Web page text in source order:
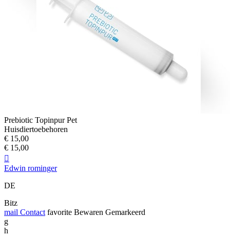
Prebiotic Topinpur Pet
Huisdiertoebehoren
€ 15,00
€ 15,00

Edwin rominger
DE
Bitz
mail Contact favorite Bewaren Gemarkeerd
g
h